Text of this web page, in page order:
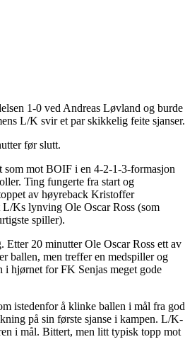
1-0 ved Andreas Løvland og burde
L/K svir et par skikkelig feite sjanser.
før slutt.
mot BOIF i en 4-2-1-3-formasjon
Ting fungerte fra start og
av høyreback Kristoffer
L/Ks lynving Ole Oscar Ross (som
spiller).
Etter 20 minutter Ole Oscar Ross ett av
ballen, men treffer en medspiller og
i hjørnet for FK Senjas meget gode
istedenfor å klinke ballen i mål fra god
på sin første sjanse i kampen. L/K-
i mål. Bittert, men litt typisk topp mot